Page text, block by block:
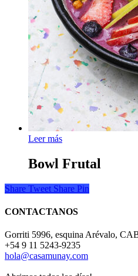
Leer más
Bowl Frutal
Share Tweet Share Pin
CONTACTANOS
Gorriti 5996, esquina Arévalo,
+54 9 11 5243-9235
hola@casamunay.com